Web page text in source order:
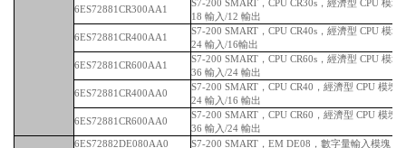
6ES72881CR300AA1
S7-200 SMART，CPU CR30s，經濟型 CPU 模
18 輸入/12 輸出
6ES72881CR400AA1
S7-200 SMART，CPU CR40s，經濟型 CPU 模
24 輸入/16輸出
6ES72881CR600AA1
S7-200 SMART，CPU CR60s，經濟型 CPU 模
36 輸入/24 輸出
6ES72881CR400AA0
S7-200 SMART，CPU CR40，經濟型 CPU 模塊
24 輸入/16 輸出
6ES72881CR600AA0
S7-200 SMART，CPU CR60，經濟型 CPU 模塊
36 輸入/24 輸出
6ES72882DE080AA0
S7-200 SMART，EM DE08，數字量輸入模塊，